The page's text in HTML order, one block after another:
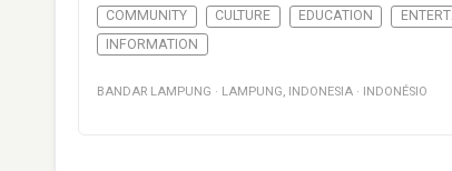
COMMUNITY CULTURE EDUCATION
INFORMATION
BANDAR LAMPUNG · LAMPUNG, INDONESIA · INDONÉSIO